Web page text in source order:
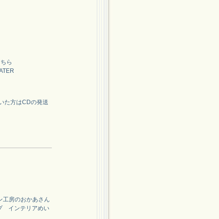
ら
た方はCDの発送
工房のおかあさん
インテリアめい